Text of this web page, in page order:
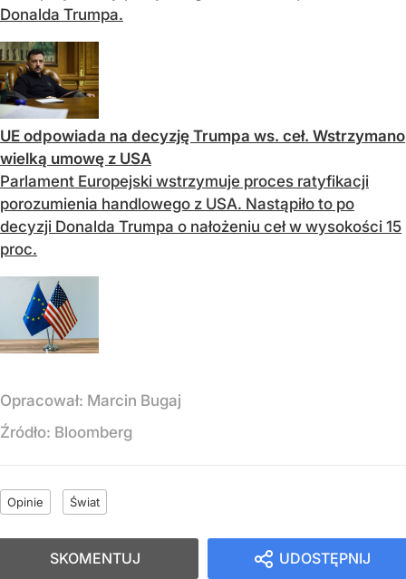
Donalda Trumpa.
UE odpowiada na decyzję Trumpa ws. ceł. Wstrzymano
wielką umowę z USA
Parlament Europejski wstrzymuje proces ratyfikacji
porozumienia handlowego z USA. Nastąpiło to po
decyzji Donalda Trumpa o nałożeniu ceł w wysokości 15
proc.
Opracował: Marcin Bugaj
Źródło: Bloomberg
Opinie Świat
UDOSTĘPNIJ
SKOMENTUJ